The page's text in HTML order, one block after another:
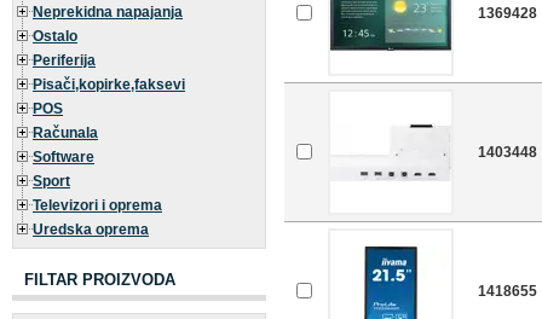
Neprekidna napajanja
Ostalo
Periferija
Pisači,kopirke,faksevi
POS
Računala
Software
Sport
Televizori i oprema
Uredska oprema
FILTAR PROIZVODA
1369428
1403448
1418655